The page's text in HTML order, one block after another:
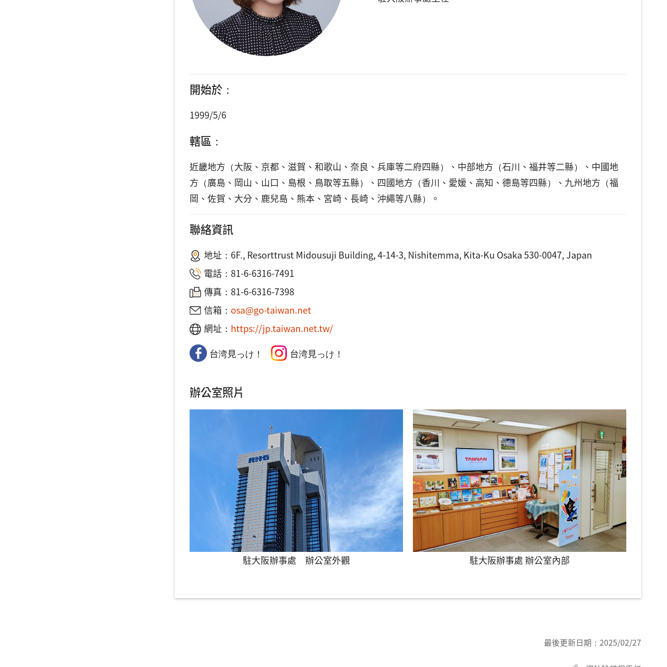
開始於：
1999/5/6
轄區：
近畿地方（大阪、京都、滋賀、和歌山、奈良、兵庫等二府四縣）、中部地方（石川、福井等二縣）、中國地
方（廣島、岡山、山口、島根、鳥取等五縣）、四國地方（香川、愛媛、高知、德島等四縣）、九州地方（福
岡、佐賀、大分、鹿兒島、熊本、宮崎、長崎、沖繩等八縣）。
聯絡資訊
地址： 6F., Resorttrust Midousuji Building, 4-14-3, Nishitemma, Kita-Ku Osaka 530-0047, Japan
電話： 81-6-6316-7491
傳真：81-6-6316-7398
信箱： osa@go-taiwan.net
網址： https://jp.taiwan.net.tw/
台湾見っけ！
台湾見っけ！
辦公室照片
駐大阪辦事處 辦公室外觀 駐大阪辦事處 辦公室內部
最後更新日期： 2025/02/27